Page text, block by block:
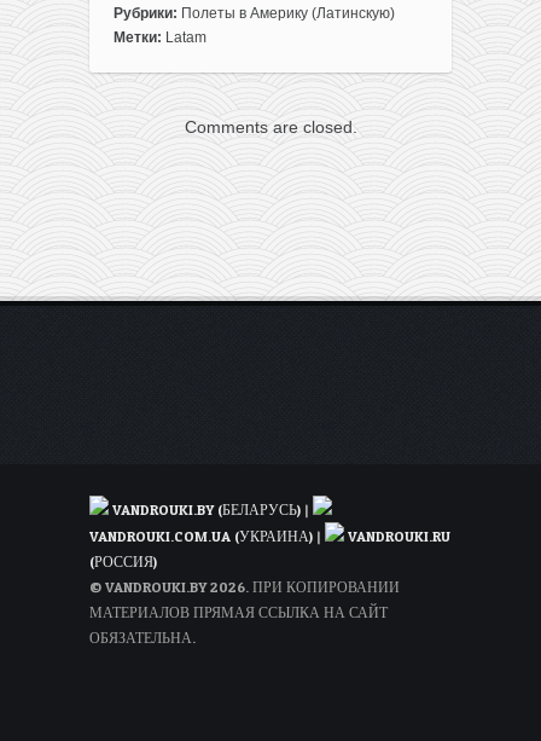
записи
Полеты
Парижа
в
Парагвай
307€
туда-
(весной)
Рубрики: Полеты в Америку (Латинскую)
Метки: Latam
Comments are closed.
VANDROUKI.BY (БЕЛАРУСЬ) |
VANDROUKI.COM.UA (УКРАИНА) |
VANDROUKI.RU
(РОССИЯ)
© VANDROUKI.BY 2026. ПРИ КОПИРОВАНИИ
МАТЕРИАЛОВ ПРЯМАЯ ССЫЛКА НА САЙТ
ОБЯЗАТЕЛЬНА.